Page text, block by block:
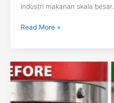
industri makanan skala besar.
Read More »